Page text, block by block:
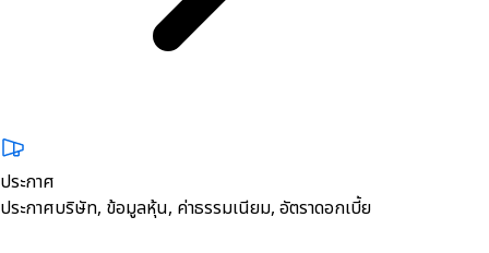
ประกาศ
ประกาศบริษัท, ข้อมูลหุ้น, ค่าธรรมเนียม, อัตราดอกเบี้ย